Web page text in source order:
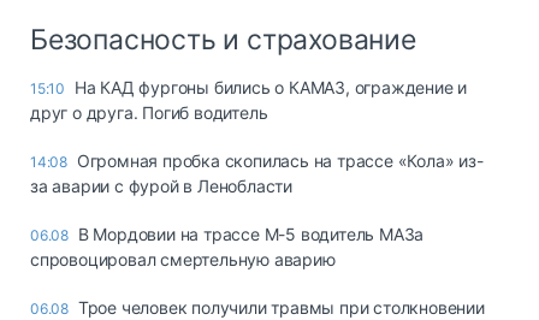
Безопасность и страхование
15:10
На КАД фургоны бились о КАМАЗ, ограждение и
друг о друга. Погиб водитель
14:08 Огромная пробка скопилась на трассе «Кола» из-
за аварии с фурой в Ленобласти
06.08 В Мордовии на трассе М-5 водитель МАЗа
спровоцировал смертельную аварию
06.08 Трое человек получили травмы при столкновении